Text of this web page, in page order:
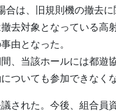
合は、旧規則機の撤去
去対象となっている高
由となった。
、当該ホールには都遊
ついても参加できなくな
された。今後、組合員